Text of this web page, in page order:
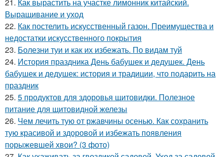
21. Как вырастить на участке лимонник китайский.
Выращивание и уход
22. Как постелить искусственный газон. Преимущества и
недостатки искусственного покрытия
23. Болезни туи и как их избежать. По видам туй
24. История праздника День бабушек и дедушек. День
бабушек и дедушек: история и традиции, что подарить на
праздник
25. 5 продуктов для здоровья щитовидки. Полезное
питание для щитовидной железы
26. Чем лечить тую от ржавчины осенью. Как сохранить
тую красивой и здоровой и избежать появления
порыжевшей хвои? (3 фото)